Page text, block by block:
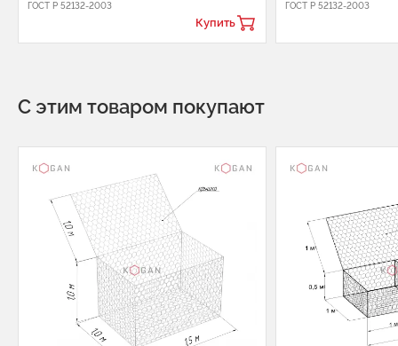
ГОСТ Р 52132-2003
Купить
ГОСТ Р 52132-2003
С этим товаром покупают